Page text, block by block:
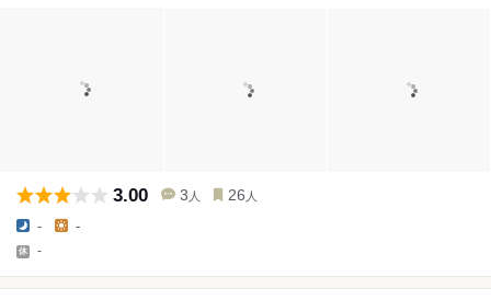
3.00 3 人 26 人
- -
-